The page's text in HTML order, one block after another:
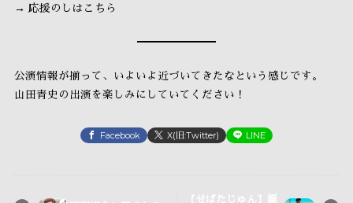
→ 応援のしはこちら
公演情報が揃って、いよいよ近づいてきたなという感じです。
山田青史の出演を楽しみにしていてください！
Facebook X(旧:Twitter) LINE
【せばたじゅん】誕